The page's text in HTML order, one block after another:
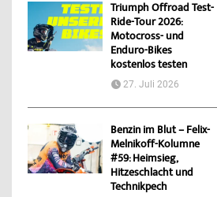
Triumph Offroad Test-
Ride-Tour 2026:
Motocross- und
Enduro-Bikes
kostenlos testen
27. Juli 2026
Benzin im Blut – Felix-
Melnikoff-Kolumne
#59: Heimsieg,
Hitzeschlacht und
Technikpech